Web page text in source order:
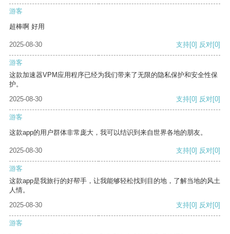
游客
超棒啊 好用
2025-08-30 支持[0] 反对[0]
游客
这款加速器VPM应用程序已经为我们带来了无限的隐私保护和安全性保
护。
2025-08-30
支持[0] 反对[0]
游客
这款app的用户群体非常庞大，我可以结识到来自世界各地的朋友。
2025-08-30 支持[0] 反对[0]
游客
这款app是我旅行的好帮手，让我能够轻松找到目的地，了解当地的风土
人情。
2025-08-30
支持[0] 反对[0]
游客